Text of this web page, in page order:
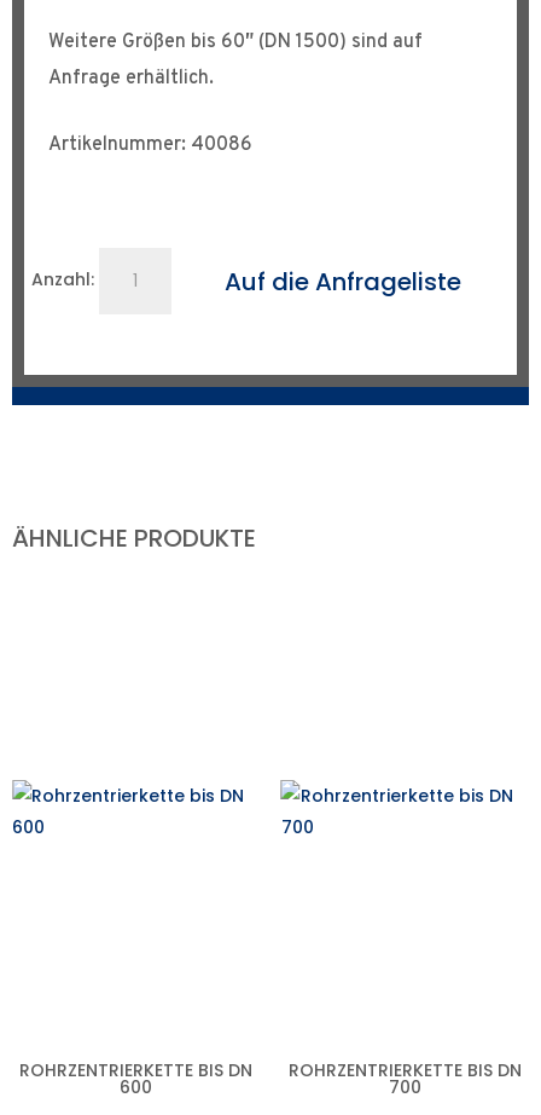
Weitere Größen bis 60″ (DN 1500) sind auf
Anfrage erhältlich.
Artikelnummer: 40086
Anzahl:
Menge
Auf die Anfrageliste
ÄHNLICHE PRODUKTE
ROHRZENTRIERKETTE BIS DN
600
ROHRZENTRIERKETTE BIS DN
700